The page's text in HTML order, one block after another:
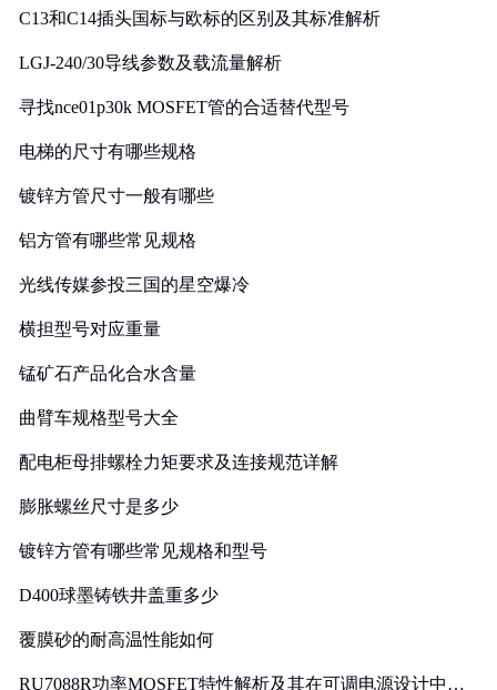
C13和C14插头国标与欧标的区别及其标准解析
LGJ-240/30导线参数及载流量解析
寻找nce01p30k MOSFET管的合适替代型号
电梯的尺寸有哪些规格
镀锌方管尺寸一般有哪些
铝方管有哪些常见规格
光线传媒参投三国的星空爆冷
横担型号对应重量
锰矿石产品化合水含量
曲臂车规格型号大全
配电柜母排螺栓力矩要求及连接规范详解
膨胀螺丝尺寸是多少
镀锌方管有哪些常见规格和型号
D400球墨铸铁井盖重多少
覆膜砂的耐高温性能如何
RU7088R功率MOSFET特性解析及其在可调电源设计中的